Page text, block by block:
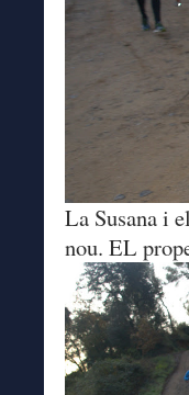
La Susana i
nou. EL